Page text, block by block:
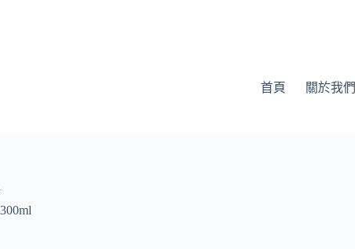
首頁 關於我們